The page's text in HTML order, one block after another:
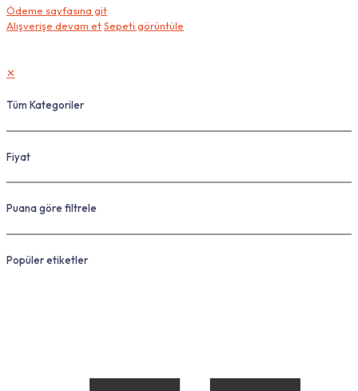
Ödeme sayfasına git
Alışverişe devam etSepeti görüntüle
✕
Tüm Kategoriler
Fiyat
Puana göre filtrele
Popüler etiketler